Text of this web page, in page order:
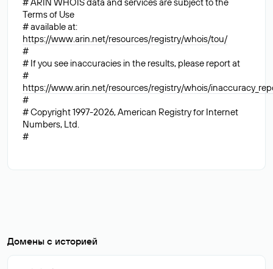
Terms of Use
# available at:
https://www.arin.net/resources/registry/whois/tou/
#
# If you see inaccuracies in the results, please report at
#
https://www.arin.net/resources/registry/whois/
#
# Copyright 1997-2026, American Registry for Internet
Numbers, Ltd.
#
Домены с историей